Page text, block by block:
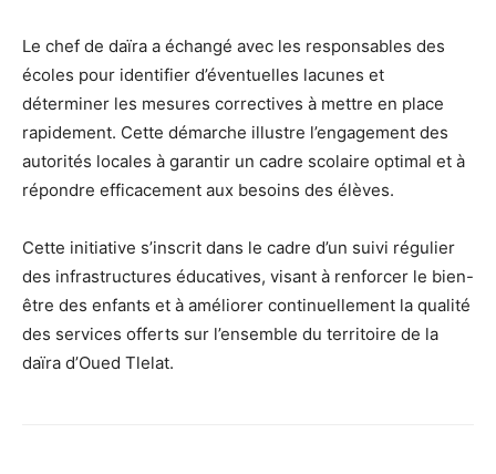
Le chef de daïra a échangé avec les responsables des
écoles pour identifier d’éventuelles lacunes et
déterminer les mesures correctives à mettre en place
rapidement. Cette démarche illustre l’engagement des
autorités locales à garantir un cadre scolaire optimal et à
répondre efficacement aux besoins des élèves.
Cette initiative s’inscrit dans le cadre d’un suivi régulier
des infrastructures éducatives, visant à renforcer le bien-
être des enfants et à améliorer continuellement la qualité
des services offerts sur l’ensemble du territoire de la
daïra d’Oued Tlelat.